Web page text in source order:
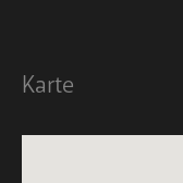
Karte